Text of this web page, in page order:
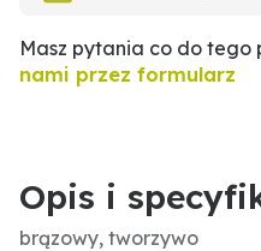
Masz pytania co do tego
nami przez formularz
Opis i
brązowy, tworzywo